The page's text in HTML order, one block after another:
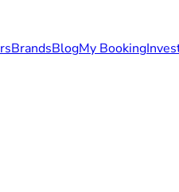
BrandsBlogMy Booking